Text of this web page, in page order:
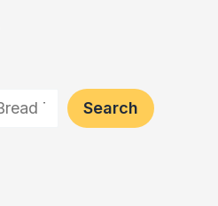
Search